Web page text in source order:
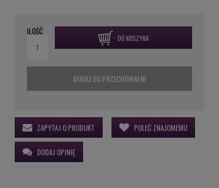
ILOŚĆ
DO KOSZYKA
DODAJ DO PRZECHOWALNI
ZAPYTAJ O PRODUKT POLEĆ ZNAJOMEMU
DODAJ OPINIĘ